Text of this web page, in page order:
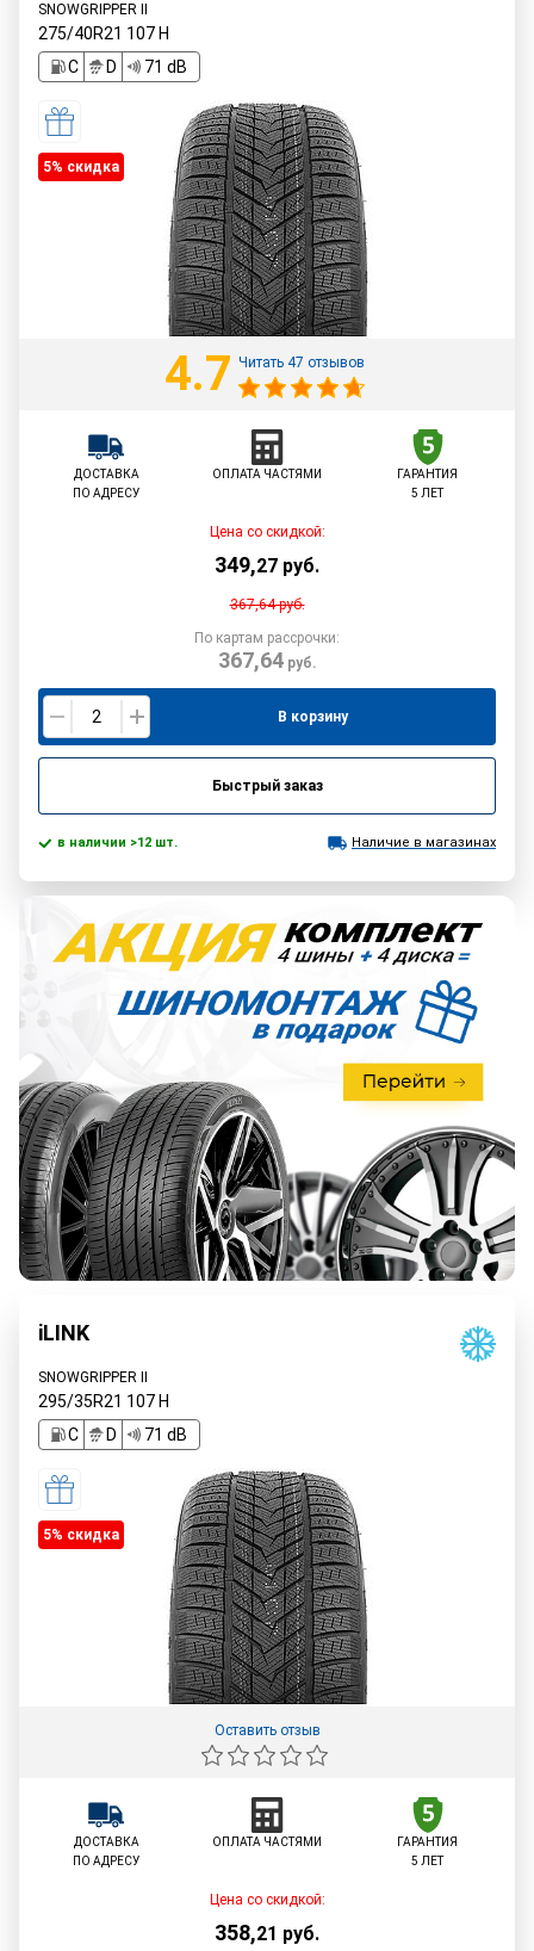
SNOWGRIPPER II
275/40R21 107 H
C
D 71 dB
5% cкидка
4.7 Читать 47 отзывов
ДОСТАВКА
ПО АДРЕСУ
ОПЛАТА ЧАСТЯМИ
ГАРАНТИЯ
5 ЛЕТ
Цена со скидкой:
349,27 руб.
367,64руб.
По картам рассрочки:
367,64руб.
В корзину
Быстрый заказ
в наличии >12 шт. Наличие в магазинах
iLINK
SNOWGRIPPER II
295/35R21 107H
C
D 71 dB
5% cкидка
Оставить отзыв
ДОСТАВКА
ПО АДРЕСУ
ОПЛАТА ЧАСТЯМИ
ГАРАНТИЯ
5 ЛЕТ
Цена со скидкой:
358,21 руб.